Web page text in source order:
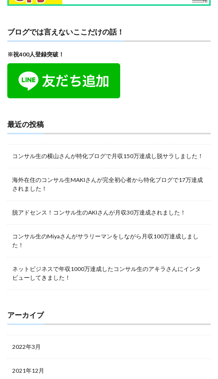
ブログでは言えないここだけの話！
※祝400人登録突破！
最近の投稿
コンサル生の横山さんが特化ブログで月収150万達成し脱サラしました！
海外在住のコンサル生MAKIさんが完全初心者から特化ブログで17万達成
されました！
脱アドセンス！コンサル生のAKIさんが月収30万達成されました！
コンサル生のMiyaさんがサラリーマンをしながら月収100万達成しまし
た！
ネットビジネスで年収1000万達成したコンサル生のアキラさんにインタ
ビューしてきました！
アーカイブ
2022年3月
2021年12月